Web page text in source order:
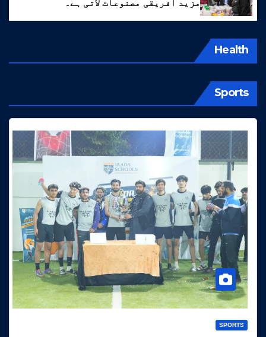
مزید افریقی مصنوعات لاتی ہے۔
Health
Sports
SPORTS